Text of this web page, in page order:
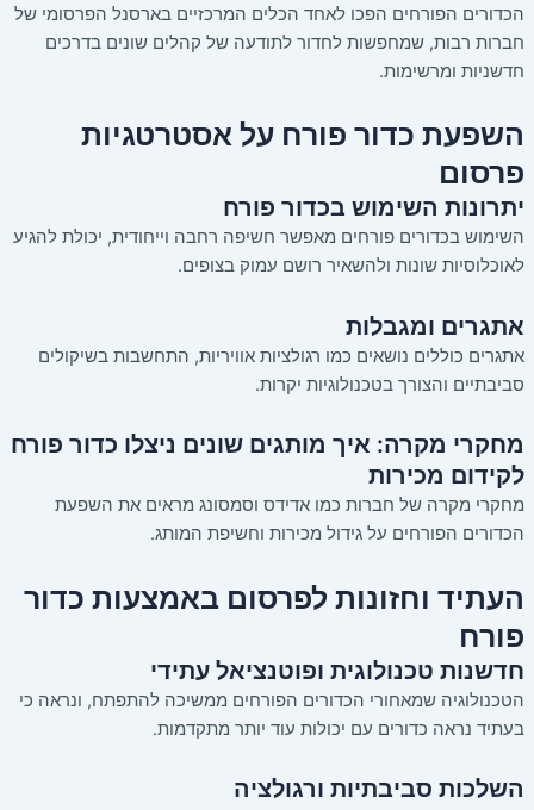
הכדורים הפורחים הפכו לאחד הכלים המרכזיים בארסנל הפרסומי של
חברות רבות, שמחפשות לחדור לתודעה של קהלים שונים בדרכים
חדשניות ומרשימות.
השפעת כדור פורח על אסטרטגיות
פרסום
יתרונות השימוש בכדור פורח
השימוש בכדורים פורחים מאפשר חשיפה רחבה וייחודית, יכולת להגיע
לאוכלוסיות שונות ולהשאיר רושם עמוק בצופים.
אתגרים ומגבלות
אתגרים כוללים נושאים כמו רגולציות אוויריות, התחשבות בשיקולים
סביבתיים והצורך בטכנולוגיות יקרות.
מחקרי מקרה: איך מותגים שונים ניצלו כדור פורח
לקידום מכירות
מחקרי מקרה של חברות כמו אדידס וסמסונג מראים את השפעת
הכדורים הפורחים על גידול מכירות וחשיפת המותג.
העתיד וחזונות לפרסום באמצעות כדור
פורח
חדשנות טכנולוגית ופוטנציאל עתידי
הטכנולוגיה שמאחורי הכדורים הפורחים ממשיכה להתפתח, ונראה כי
בעתיד נראה כדורים עם יכולות עוד יותר מתקדמות.
השלכות סביבתיות ורגולציה